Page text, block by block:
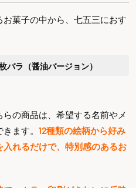
菓子の中から、七五三におす
バラ（醤油バージョン）
の商品は、希望する名前やメ
ます。 12種類の絵柄から好み
れるだけで、特別感のあるお